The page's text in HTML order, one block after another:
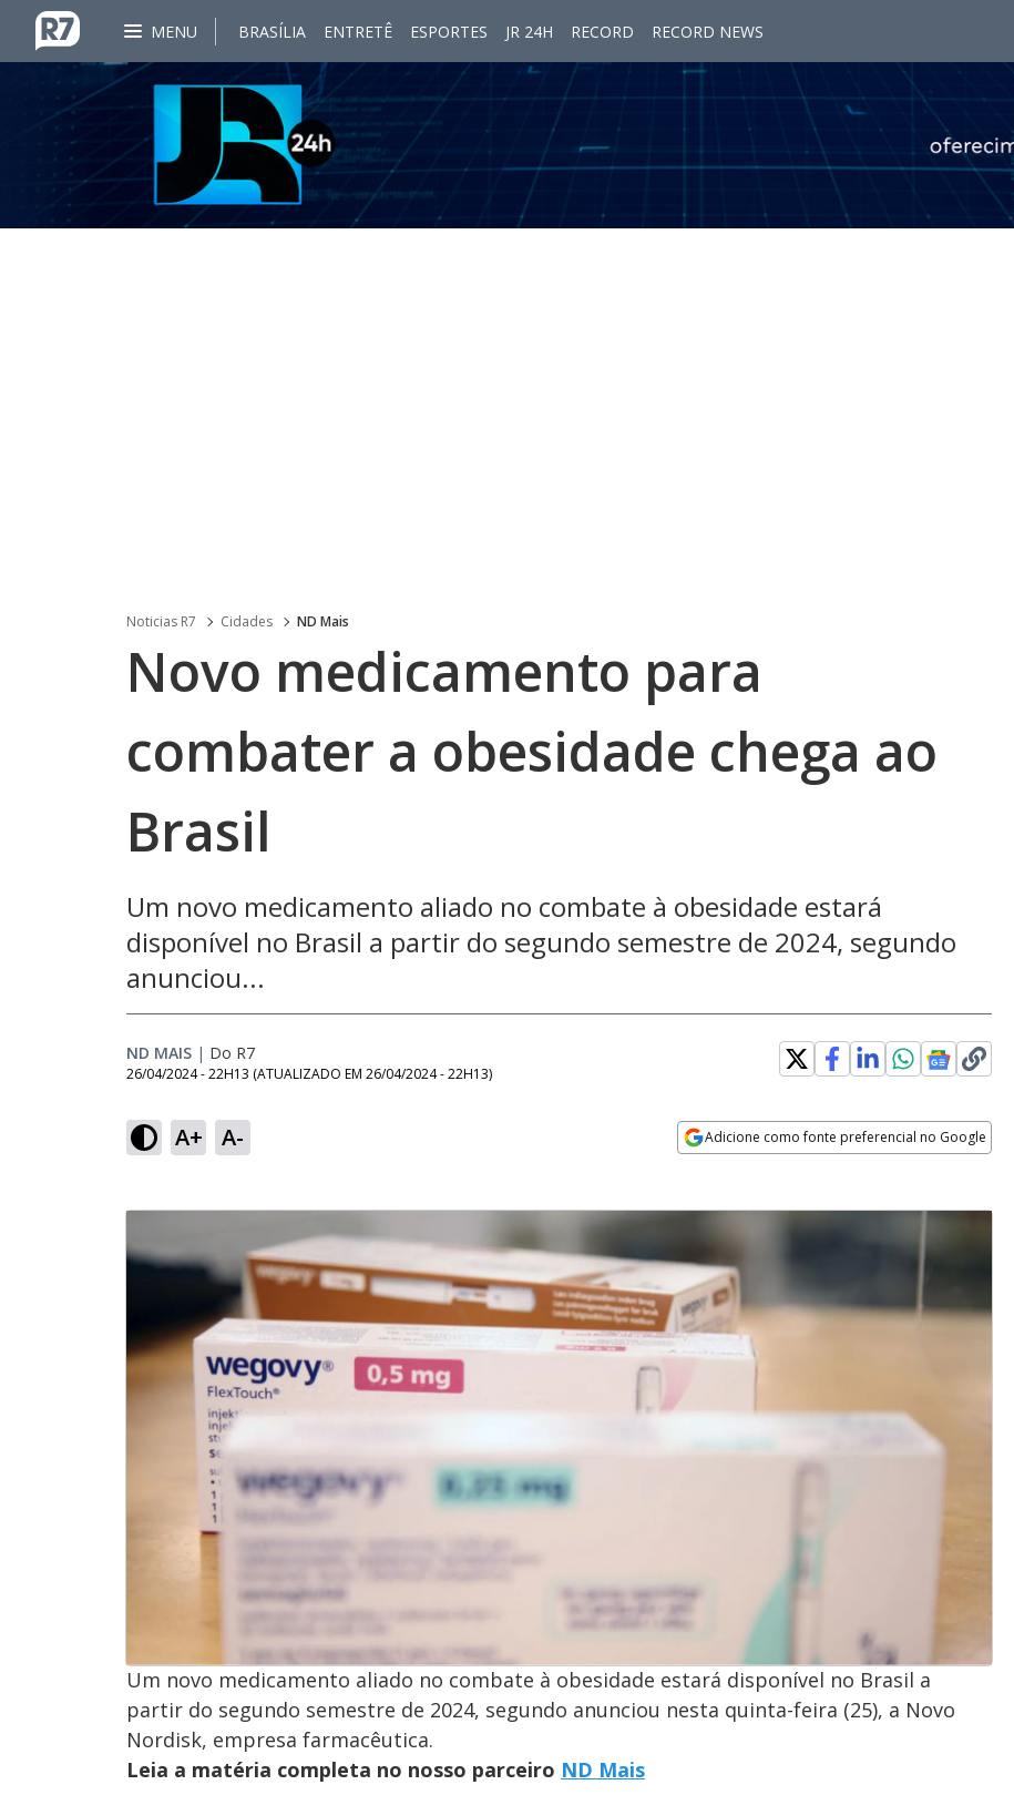
MENU BRASÍLIA ENTRETÊ ESPORTES JR 24H RECORD RECORD NEWS
Noticias R7 Cidades ND Mais
Novo medicamento para
combater a obesidade chega ao
Brasil
Um novo medicamento aliado no combate à obesidade estará
disponível no Brasil a partir do segundo semestre de 2024, segundo
anunciou...
ND MAIS | Do R7
26/04/2024 - 22H13 (ATUALIZADO EM 26/04/2024 - 22H13)
A+ A- Adicione como fonte preferencial no Google
Um novo medicamento aliado no combate à obesidade estará disponível no Brasil a
partir do segundo semestre de 2024, segundo anunciou nesta quinta-feira (25), a Novo
Nordisk, empresa farmacêutica.
Leia a matéria completa no nosso parceiro ND Mais